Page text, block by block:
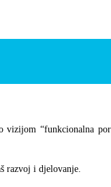
“funkcionalna
razvoj i djelovanje.